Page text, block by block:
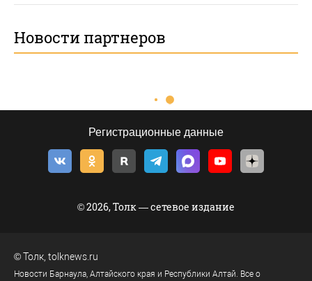
Новости партнеров
Регистрационные данные
© 2026, Толк — сетевое издание
©Толк tolknews.ru
Новости Барнаула, Алтайского края и Республики Алтай. Все о